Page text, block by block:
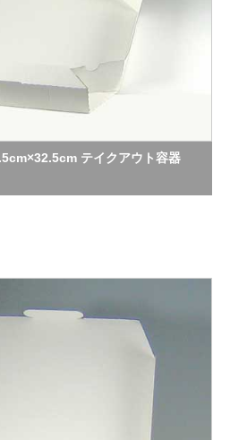
テイクアウト容器